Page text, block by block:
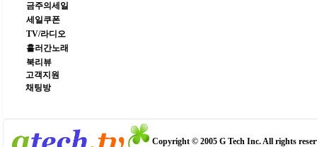
금주의세일
세일쿠폰
TV/라디오
흘러간노래
북리뷰
고객지원
채팅방
Copyright © 2005 G Tech Inc. All rights